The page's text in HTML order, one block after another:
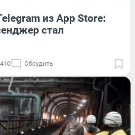
из App Store:
стал
410 Обсудить